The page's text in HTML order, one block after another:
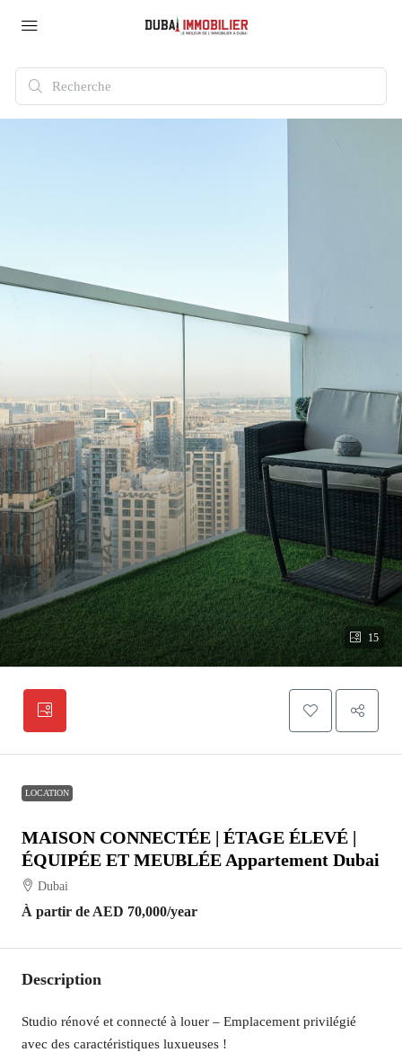
15
LOCATION
MAISON CONNECTÉE | ÉTAGE ÉLEVÉ |
ÉQUIPÉE ET MEUBLÉE Appartement Dubai
Dubai
À partir de AED 70,000/year
Description
Studio rénové et connecté à louer – Emplacement privilégié
avec des caractéristiques luxueuses !